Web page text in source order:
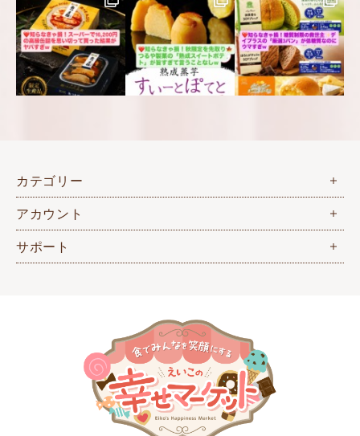
カテゴリー
アカウント
サポート